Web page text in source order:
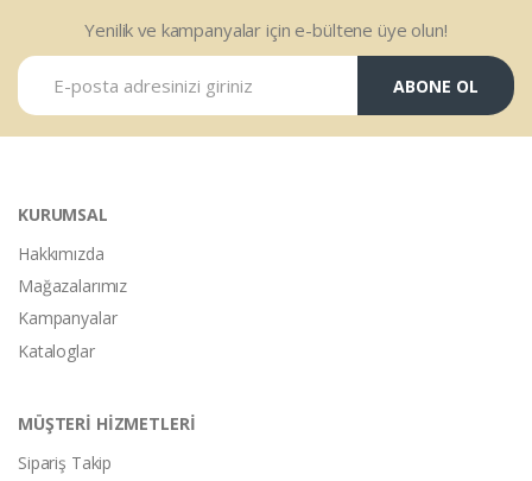
Yenilik ve kampanyalar için e-bültene üye olun!
ABONE OL
KURUMSAL
Hakkımızda
Mağazalarımız
Kampanyalar
Kataloglar
MÜŞTERİ HİZMETLERİ
Sipariş Takip